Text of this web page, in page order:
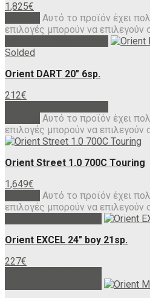
1,825€
Αυτό το προϊόν έχει
επιλογές μπορούν να επιλεγούν
Solded
Orient DART 20″ 6sp.
212€
Αυτό το προϊόν έχει
επιλογές μπορούν να επιλεγούν
Orient Street 1.0 700C Touring
1,649€
Αυτό το προϊόν έχει
επιλογές μπορούν να επιλεγούν
Orient EXCEL 24″ boy 21sp.
227€